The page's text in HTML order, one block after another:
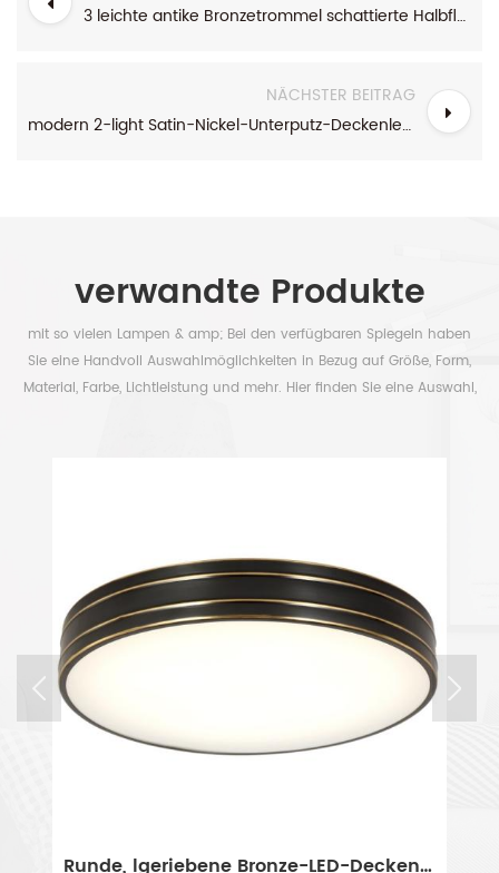
3 leichte antike Bronzetrommel schattierte Halbfläche Deckenleuchte
NÄCHSTER BEITRAG
modern 2-light Satin-Nickel-Unterputz-Deckenleuchte mit weißem Acrylfarbton
verwandte Produkte
mit so vielen Lampen & amp; Bei den verfügbaren Spiegeln haben
Sie eine Handvoll Auswahlmöglichkeiten in Bezug auf Größe, Form,
Material, Farbe, Lichtleistung und mehr. Hier finden Sie eine Auswahl,